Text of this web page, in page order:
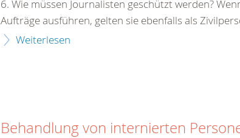
6. Wie müssen Journalisten geschützt werden?
Aufträge ausführen, gelten sie ebenfalls als
Weiterlesen
Behandlung von internierten